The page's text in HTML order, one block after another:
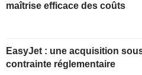
maîtrise efficace des coûts
EasyJet : une acquisition
contrainte réglementaire